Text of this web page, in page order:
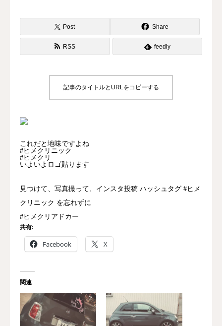
Post Share
RSS feedly
記事のタイトルとURLをコピーする
これだと地味ですよね
#ヒメクリニック
#ヒメクリ
いよいよロゴ貼ります
見つけて、写真撮って、インスタ投稿 ハッシュタグ #ヒメ
クリニック を忘れずに
#ヒメクリアドカー
共有:
Facebook X
関連